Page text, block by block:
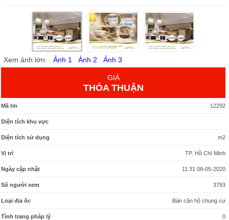
Xem ảnh lớn: Ảnh 1 Ảnh 2 Ảnh 3
GIÁ
THỎA THUẬN
Mã tin 12292
Diện tích khu vực
Diện tích sử dụng m2
Vị trí TP. Hồ Chí Minh
Ngày cập nhật 11:31 08-05-2020
Số người xem 3793
Loại địa ốc Bán căn hộ chung cư
Tình trang pháp lý 0